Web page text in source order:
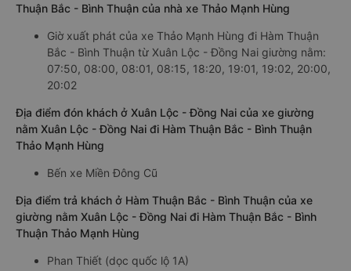
🚌 5. Xe Thảo Mạnh Hùng
Giờ xuất phát xe giường nằm Xuân Lộc - Đồng Nai Hàm
Thuận Bắc - Bình Thuận của nhà xe Thảo Mạnh Hùng
Giờ xuất phát của xe Thảo Mạnh Hùng đi Hàm Thuận
Bắc - Bình Thuận từ Xuân Lộc - Đồng Nai giường nằm:
07:50, 08:00, 08:01, 08:15, 18:20, 19:01, 19:02, 20:00,
20:02
Địa điểm đón khách ở Xuân Lộc - Đồng Nai của xe giường
Thảo Mạnh Hùng
Bến xe Miền Đông Cũ
Địa điểm trả khách ở Hàm Thuận Bắc - Bình Thuận của xe